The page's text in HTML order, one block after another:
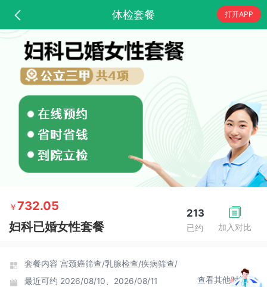
体检套餐 打开APP
加入对比
213
已约
￥732.05
妇科已婚女性套餐
套餐内容 宫颈癌筛查/乳腺检查/疾病筛查/
最近可约 2026/08/10、2026/08/11 查看其他时间